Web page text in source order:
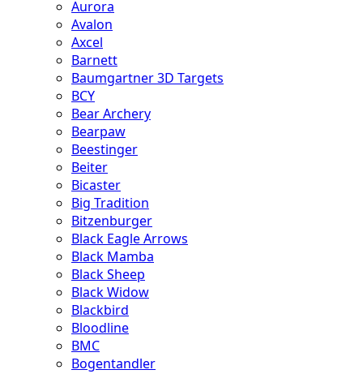
Aurora
Avalon
Axcel
Barnett
Baumgartner 3D Targets
BCY
Bear Archery
Bearpaw
Beestinger
Beiter
Bicaster
Big Tradition
Bitzenburger
Black Eagle Arrows
Black Mamba
Black Sheep
Black Widow
Blackbird
Bloodline
BMC
Bogentandler